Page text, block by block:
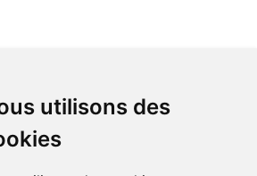
utilisons des
Moyens de paiement